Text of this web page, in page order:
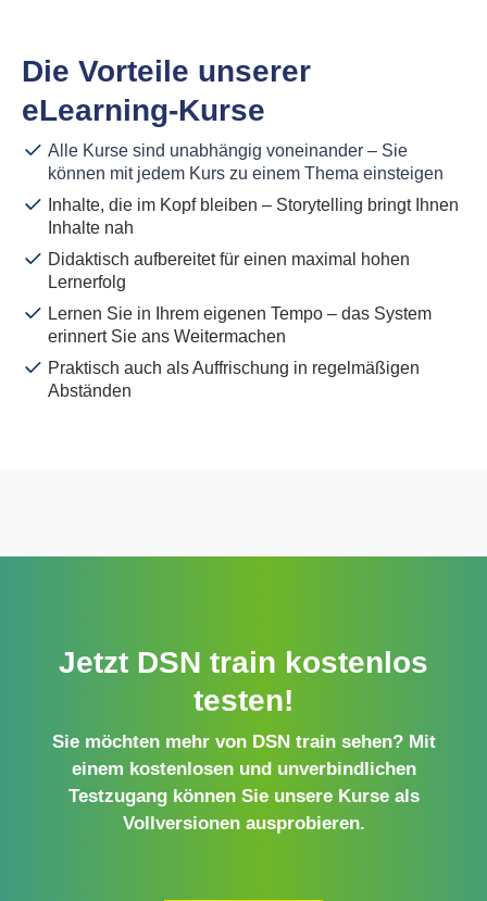
Die Vorteile unserer
eLearning-Kurse
Alle Kurse sind unabhängig voneinander – Sie
können mit jedem Kurs zu einem Thema einsteigen
Inhalte, die im Kopf bleiben – Storytelling bringt Ihnen
Inhalte nah
Didaktisch aufbereitet für einen maximal hohen
Lernerfolg
Lernen Sie in Ihrem eigenen Tempo – das System
erinnert Sie ans Weitermachen
Praktisch auch als Auffrischung in regelmäßigen
Abständen
Jetzt DSN train kostenlos
testen!
Sie möchten mehr von DSN train sehen? Mit
einem kostenlosen und unverbindlichen
Testzugang können Sie unsere Kurse als
Vollversionen ausprobieren.